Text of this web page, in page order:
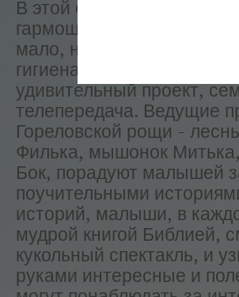
В этой серии вы
гармошку починить, да
мало, надо еще и уметь.
гигиена и зачем она
удивительный проект,
телепередача. Ведущие
Гореловской рощи -
Филька, мышонок
Бок, порадуют малышей
поучительными
историй, малыши, в
мудрой книгой Библией,
кукольный спектакль, и
руками интересные и